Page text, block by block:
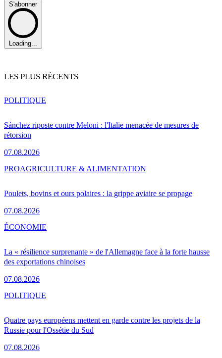
S'abonner
Loading...
LES PLUS RÉCENTS
Sánchez riposte contre Meloni : l'Italie menacée de mesures de
rétorsion
07.08.2026
POLITIQUE
Poulets, bovins et ours polaires : la grippe aviaire se propage
07.08.2026
PROAGRICULTURE & ALIMENTATION
La « résilience surprenante » de l'Allemagne face à la forte hausse
des exportations chinoises
07.08.2026
ÉCONOMIE
Quatre pays européens mettent en garde contre les projets de la
Russie pour l'Ossétie du Sud
07.08.2026
POLITIQUE